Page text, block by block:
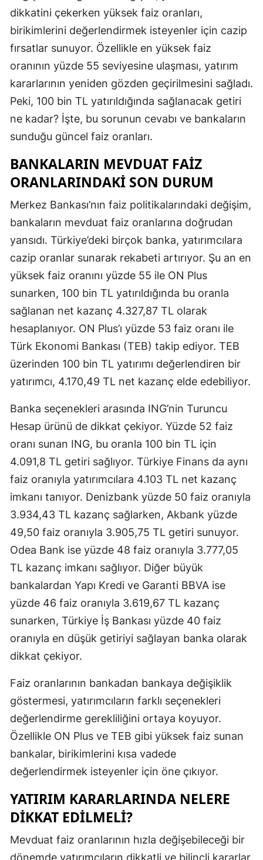
Hakkari
Hatay
Mersin
İstanbul
Kars
Kastamonu
Kayseri
Kırklareli
Kırşehir
Kocaeli
Kütahya
Malatya
Mardin
Muğla
Nevşehir
Niğde
Ordu
Rize
Sakarya
Samsun
Siirt
Sivas
Tekirdağ
Tokat
Uşak
Van
dikkatini çekerken yüksek faiz oranları,
birikimlerini değerlendirmek isteyenler için cazip
fırsatlar sunuyor. Özellikle en yüksek faiz
oranının yüzde 55 seviyesine ulaşması, yatırım
kararlarının yeniden gözden geçirilmesini sağladı.
Peki, 100 bin TL yatırıldığında sağlanacak getiri
ne kadar? İşte, bu sorunun cevabı ve bankaların
sunduğu güncel faiz oranları.
BANKALARIN MEVDUAT FAIZ
ORANLARINDAKI SON DURUM
Merkez Bankası’nın faiz politikalarındaki değişim,
bankaların mevduat faiz oranlarına doğrudan
yansıdı. Türkiye’deki birçok banka, yatırımcılara
cazip oranlar sunarak rekabeti artırıyor. Şu an en
yüksek faiz oranını yüzde 55 ile ON Plus
sunarken, 100 bin TL yatırıldığında bu oranla
sağlanan net kazanç 4.327,87 TL olarak
hesaplanıyor. ON Plus’ı yüzde 53 faiz oranı ile
Türk Ekonomi Bankası (TEB) takip ediyor. TEB
üzerinden 100 bin TL yatırımı değerlendiren bir
yatırımcı, 4.170,49 TL net kazanç elde edebiliyor.
Banka seçenekleri arasında ING’nin Turuncu
Hesap ürünü de dikkat çekiyor. Yüzde 52 faiz
oranı sunan ING, bu oranla 100 bin TL için
4.091,8 TL getiri sağlıyor. Türkiye Finans da aynı
faiz oranıyla yatırımcılara 4.103 TL net kazanç
imkanı tanıyor. Denizbank yüzde 50 faiz oranıyla
3.934,43 TL kazanç sağlarken, Akbank yüzde
49,50 faiz oranıyla 3.905,75 TL getiri sunuyor.
Odea Bank ise yüzde 48 faiz oranıyla 3.777,05
TL kazanç imkanı sağlıyor. Diğer büyük
bankalardan Yapı Kredi ve Garanti BBVA ise
yüzde 46 faiz oranıyla 3.619,67 TL kazanç
sunarken, Türkiye İş Bankası yüzde 40 faiz
oranıyla en düşük getiriyi sağlayan banka olarak
dikkat çekiyor.
Faiz oranlarının bankadan bankaya değişiklik
göstermesi, yatırımcıların farklı seçenekleri
değerlendirme gerekliliğini ortaya koyuyor.
Özellikle ON Plus ve TEB gibi yüksek faiz sunan
bankalar, birikimlerini kısa vadede
değerlendirmek isteyenler için öne çıkıyor.
YATIRIM KARARLARINDA NELERE
DIKKAT EDILMELI?
Mevduat faiz oranlarının hızla değişebileceği bir
dönemde yatırımcıların dikkatli ve bilinçli kararlar